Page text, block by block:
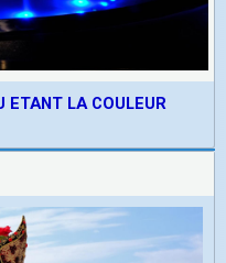
ETANT LA COULEUR